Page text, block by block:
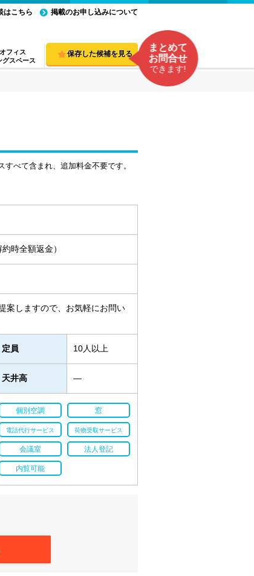
フィス
グスペース
はこちら 掲載のお申し込みについて
保存した候補を見る
まとめて
お問合せ
できます!
べて含まれ、追加料金不要です。
時全額返金）
案しますので、お気軽にお問い
定員 10人以上
天井高 ―
個別空調 窓
電話代行サービス 荷物受取サービス
会議室 法人登記
内覧可能